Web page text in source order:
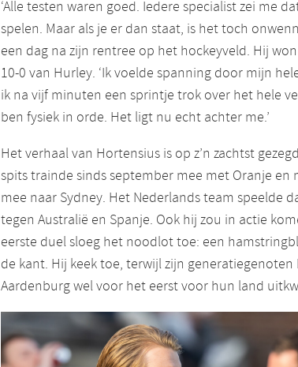
‘Alle testen waren goed. Iedere specialist zei me
spelen. Maar als je er dan staat, is het toch
een dag na zijn rentree op het hockeyveld. Hij
10-0 van Hurley. ‘Ik voelde spanning door mijn
ik na vijf minuten een sprintje trok over het hele
ben fysiek in orde. Het ligt nu echt achter me.’
Het verhaal van Hortensius is op z’n zachtst
spits trainde sinds september mee met Oranje en
mee naar Sydney. Het Nederlands team speelde
tegen Australië en Spanje. Ook hij zou in actie
eerste duel sloeg het noodlot toe: een
de kant. Hij keek toe, terwijl zijn generatiegenoten
Aardenburg wel voor het eerst voor hun land